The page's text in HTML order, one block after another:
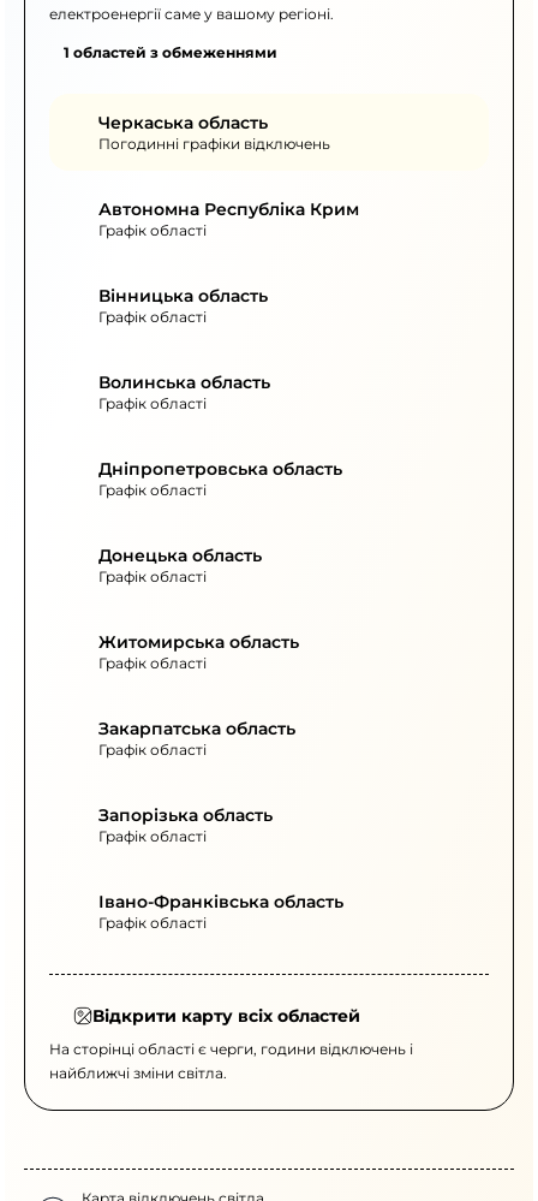
електроенергії саме у вашому регіоні.
1 областей з обмеженнями
Черкаська область
Погодинні графіки відключень
Автономна Республіка Крим
Графік області
Вінницька область
Графік області
Волинська область
Графік області
Дніпропетровська область
Графік області
Донецька область
Графік області
Житомирська область
Графік області
Закарпатська область
Графік області
Запорізька область
Графік області
Івано-Франківська область
Графік області
Відкрити карту всіх областей
На сторінці області є черги, години відключень і
найближчі зміни світла.